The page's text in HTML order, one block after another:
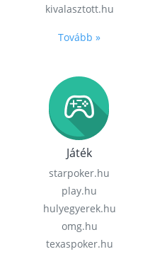
kivalasztott.hu
Tovább »
Játék
starpoker.hu
play.hu
hulyegyerek.hu
omg.hu
texaspoker.hu